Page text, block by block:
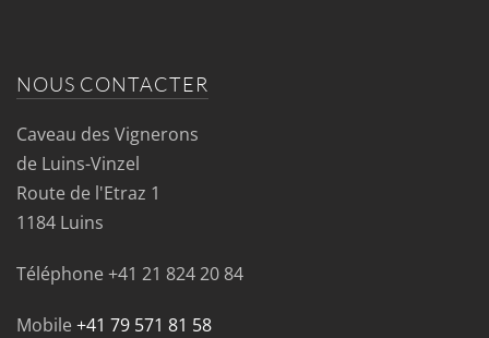
NOUS CONTACTER
Caveau des Vignerons
de Luins-Vinzel
Route de l'Etraz 1
1184 Luins
Téléphone +41 21 824 20 84
Mobile +41 79 571 81 58